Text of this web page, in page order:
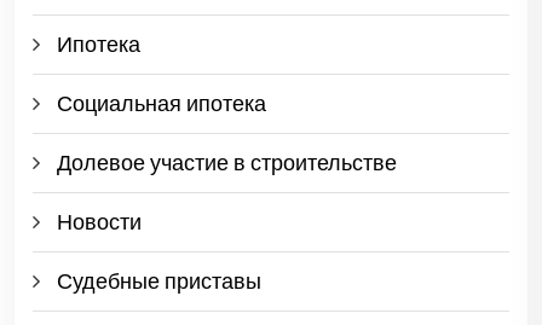
Ипотека
Социальная ипотека
Долевое участие в строительстве
Новости
Судебные приставы